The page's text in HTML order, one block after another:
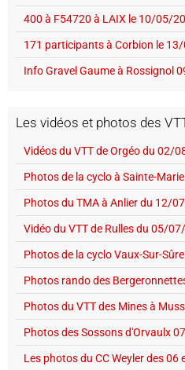
400 à F54720 à LAIX le 10/05/
171 participants à Corbion le
Info Gravel Gaume à Rossignol
Les vidéos et photos des
Vidéos du VTT de Orgéo du 02/
Photos de la cyclo à Sainte-
Photos du TMA à Anlier du 12/
Vidéo du VTT de Rulles du 05/
Photos de la cyclo Vaux-Sur-
Photos rando des
Photos du VTT des Mines à
Photos des Sossons d'Orvaulx
Les photos du CC Weyler des 06